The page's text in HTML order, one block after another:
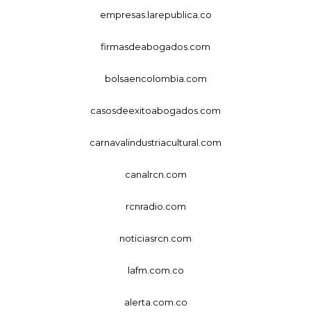
empresas.larepublica.co
firmasdeabogados.com
bolsaencolombia.com
casosdeexitoabogados.com
carnavalindustriacultural.com
canalrcn.com
rcnradio.com
noticiasrcn.com
lafm.com.co
alerta.com.co